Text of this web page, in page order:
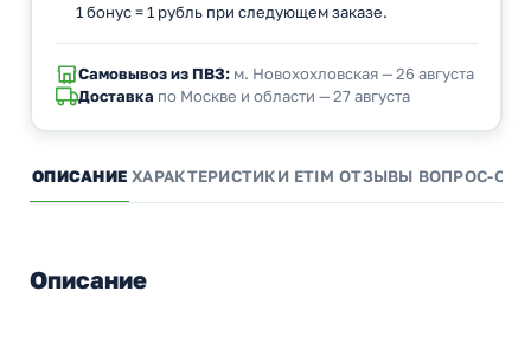
1 бонус = 1 рубль при следующем заказе.
Самовывоз из ПВЗ:м. Новохохловская — 26 августа
Доставка по Москве и области — 27 августа
ОПИСАНИЕ ХАРАКТЕРИСТИКИ ETIM ОТЗЫВЫ ВОПРОС-
Описание